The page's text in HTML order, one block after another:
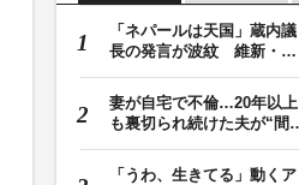
「ネパールは天国」蔵内議
長の発言が波紋 維新・吉
妻が自宅で不倫…20年以上
も裏切られ続けた夫が“間
「うわ、生きてる」動くア